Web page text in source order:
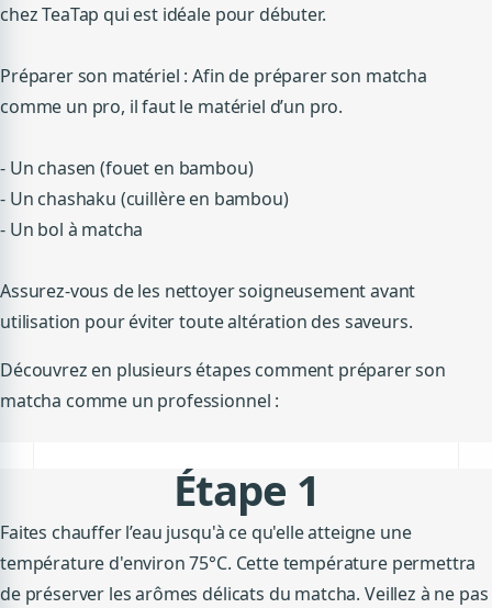
chezTeaTap qui est idéale pour débuter.
Préparer son matériel : Afin de préparer son matcha
comme un pro, il faut le matériel d’un pro.
-Un chasen (fouet en bambou)
-Un chashaku (cuillère en bambou)
-Un bol à matcha
Assurez-vous de les nettoyer soigneusement avant
utilisation pour éviter toute altération des saveurs.
Découvrez en plusieurs étapes comment préparer son
matcha comme un professionnel :
Étape 1
Faites chauffer l’eau jusqu'à ce qu'elle atteigne une
température d'environ 75°C. Cette température permettra
de préserver les arômes délicats du matcha. Veillez à ne pas